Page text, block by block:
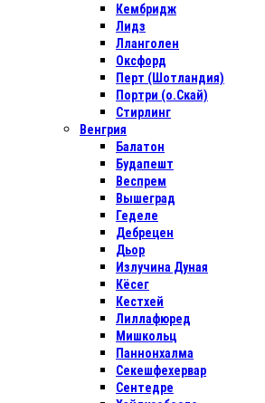
Кембридж
Лидз
Лланголен
Оксфорд
Перт (Шотландия)
Портри (о.Скай)
Стирлинг
Венгрия
Балатон
Будапешт
Веспрем
Вышеград
Геделе
Дебрецен
Дьор
Излучина Дуная
Кёсег
Кестхей
Лиллафюред
Мишкольц
Паннонхалма
Секешфехервар
Сентедре